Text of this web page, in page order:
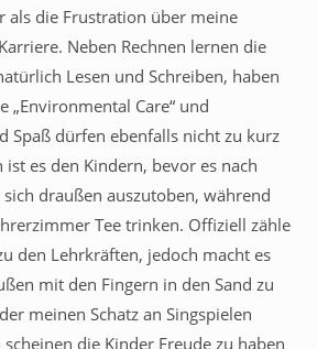
als die Frustration über meine
Neben Rechnen lernen die
Lesen und Schreiben, haben
„Environmental Care“ und
Spaß dürfen ebenfalls nicht zu kurz
es den Kindern, bevor es nach
draußen auszutoben, während
Tee trinken. Offiziell zähle
den Lehrkräften, jedoch macht es
mit den Fingern in den Sand zu
meinen Schatz an Singspielen
die Kinder Freude zu haben